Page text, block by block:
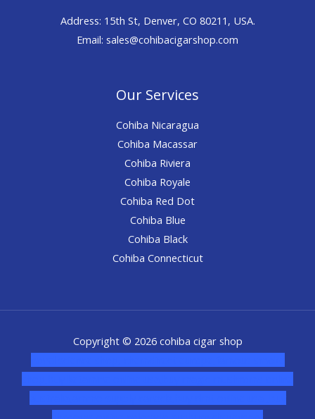
Address: 15th St, Denver, CO 80211, USA.
Email: sales@cohibacigarshop.com
Our Services
Cohiba Nicaragua
Cohiba Macassar
Cohiba Riviera
Cohiba Royale
Cohiba Red Dot
Cohiba Blue
Cohiba Black
Cohiba Connecticut
Copyright © 2026 cohiba cigar shop